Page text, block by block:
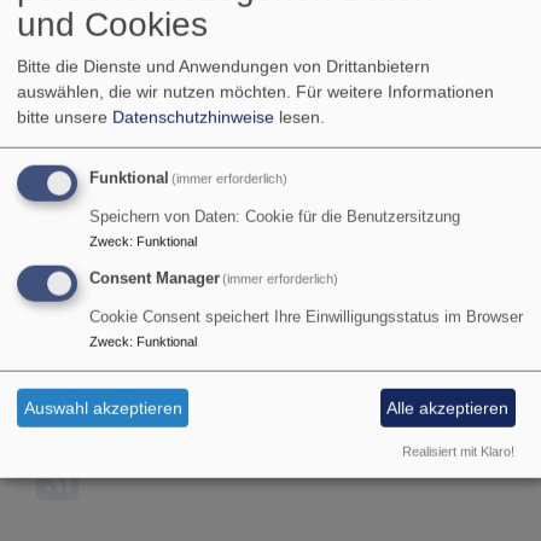
Konfirmation
Konfirmation
Stationen des Lebens
Weiterlesen
des
und Cookies
Bitte die Dienste und Anwendungen von Drittanbietern
auswählen, die wir nutzen möchten. Für weitere Informationen
bitte unsere Datenschutzhinweise lesen.
Funktional (immer erforderlich)
Speichern von Daten: Cookie für die Benutzersitzung
Zweck: Funktional
Consent Manager(immer erforderlich)
Cookie Consent speichert Ihre Einwilligungsstatus im Browser
Zweck: Funktional
Auswahl akzeptieren Alle akzeptieren
Realisiert mit Klaro!